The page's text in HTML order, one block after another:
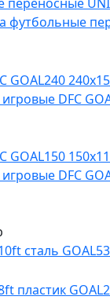
футбольные
DFC
DFC
сталь
пластик